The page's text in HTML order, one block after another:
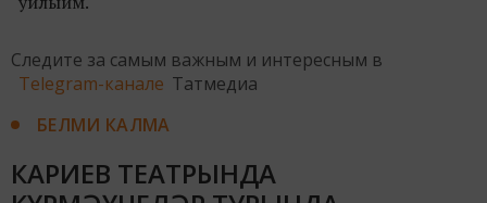
Следите за самым важным и интересным в
Telegram-канале Татмедиа
БЕЛМИ КАЛМА
КАРИЕВ ТЕАТРЫНДА